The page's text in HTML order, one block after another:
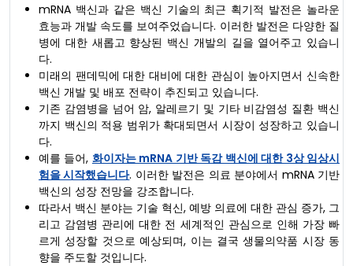
mRNA 백신과 같은 백신 기술의 최근 획기적 발전은 놀라운
효능과 개발 속도를 보여주었습니다. 이러한 발전은 다양한 질
병에 대한 새롭고 향상된 백신 개발의 길을 열어주고 있습니
다.
미래의 팬데믹에 대한 대비에 대한 관심이 높아지면서 신속한
백신 개발 및 배포 전략이 추진되고 있습니다.
기존 감염병을 넘어 암, 알레르기 및 기타 비감염성 질환 백신
까지 백신의 적용 범위가 확대되면서 시장이 성장하고 있습니
다.
예를 들어, 화이자는 mRNA 기반 독감 백신에 대한 3상 임상시
험을 시작했습니다. 이러한 발전은 의료 분야에서 mRNA 기반
백신의 성장 전망을 강조합니다.
따라서 백신 분야는 기술 혁신, 예방 의료에 대한 관심 증가, 그
리고 감염병 관리에 대한 전 세계적인 관심으로 인해 가장 빠
르게 성장할 것으로 예상되며, 이는 결국 생물의약품 시장 동
향을 주도할 것입니다.